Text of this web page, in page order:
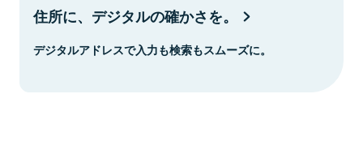
住所に、デジタルの確かさを。
デジタルアドレスで入力も検索もスムーズに。